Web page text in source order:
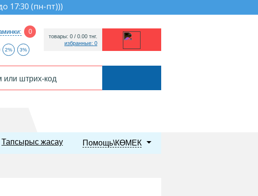
17:30 (пн-пт)))
0
2% 3%
товары: 0 / 0.00 тнг.
избранные: 0
Помощь\КӨМЕК
Тапсырыс жасау